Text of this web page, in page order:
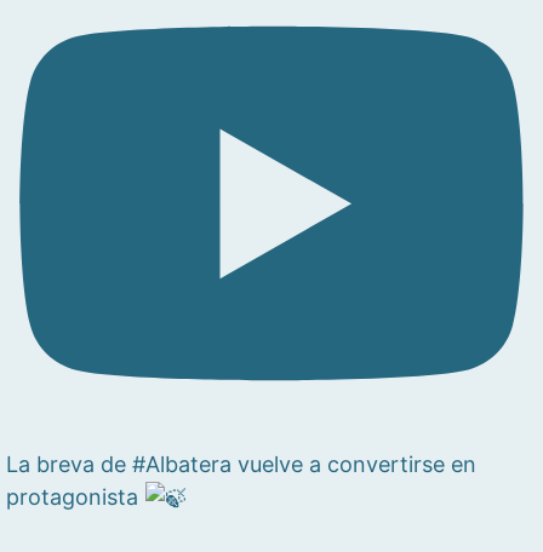
La breva de #Albatera vuelve a convertirse en
protagonista